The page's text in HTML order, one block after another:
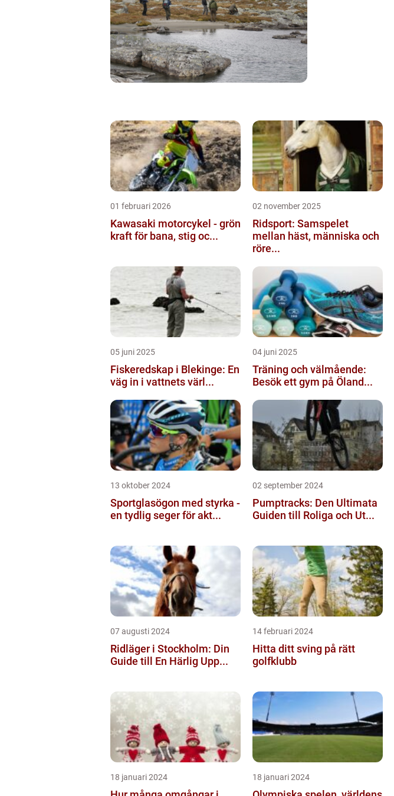
01 februari 2026
Kawasaki motorcykel - grön
kraft för bana, stig oc...
02 november 2025
Ridsport: Samspelet
mellan häst, människa och
röre...
05 juni 2025
Fiskeredskap i Blekinge: En
väg in i vattnets värl...
04 juni 2025
Träning och välmående:
Besök ett gym på Öland...
13 oktober 2024
Sportglasögon med styrka -
en tydlig seger för akt...
02 september 2024
Pumptracks: Den Ultimata
Guiden till Roliga och Ut...
07 augusti 2024
Ridläger i Stockholm: Din
Guide till En Härlig Upp...
14 februari 2024
Hitta ditt sving på rätt
golfklubb
18 januari 2024 18 januari 2024